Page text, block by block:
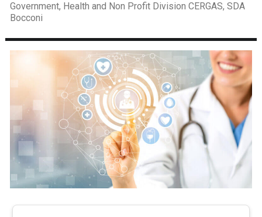
Government, Health and Non Profit Division CERGAS, SDA
Bocconi